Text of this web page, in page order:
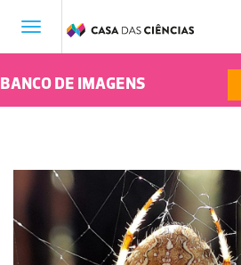
Toggle
BANCO DE IMAGENS